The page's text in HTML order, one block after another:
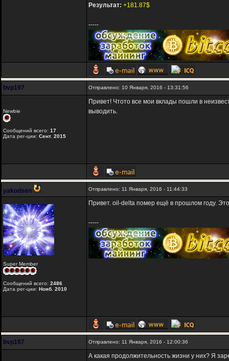
Результат: +181.87$
-----
bvp197 Отправлено: 10 Января, 2016 - 13:31:56
Newbie
Сообщений всего: 17
Дата рег-ции: Сент. 2015
Привет! Чтото все мои вклады пошли в
выводить.
yakodsen Отправлено: 11 Января, 2016 - 11:44:33
Super Member
Сообщений всего: 2486
Дата рег-ции: Нояб. 2010
Привет. oil-delta помер ещё в прошлом году.
-----
bvp197 Отправлено: 11 Января, 2016 - 12:00:36
А какая продолжительность жизни у них? Я